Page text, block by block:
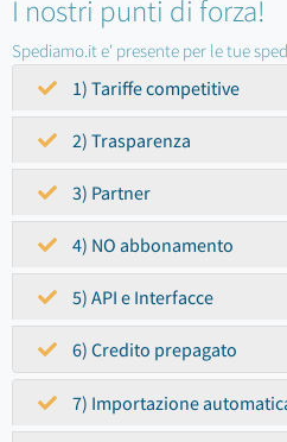
I nostri punti di forza!
Spediamo.it e' presente per le tue
1) Tariffe competitive
2) Trasparenza
3) Partner
4) NO abbonamento
5) API e Interfacce
6) Credito prepagato
7) Importazione